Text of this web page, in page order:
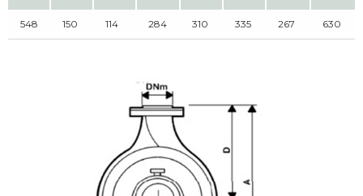
548 150 114 284 310 335 267 630